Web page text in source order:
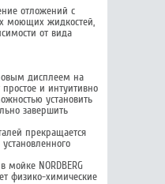
отложений с
моющих жидкостей,
от вида
дисплеем на
и интуитивно
установить
завершить
прекращается
мойке NORDBERG
физико-химические